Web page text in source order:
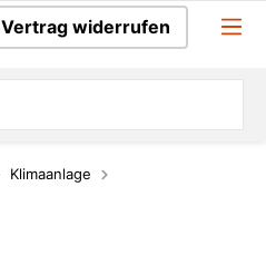
Vertrag widerrufen
Klimaanlage